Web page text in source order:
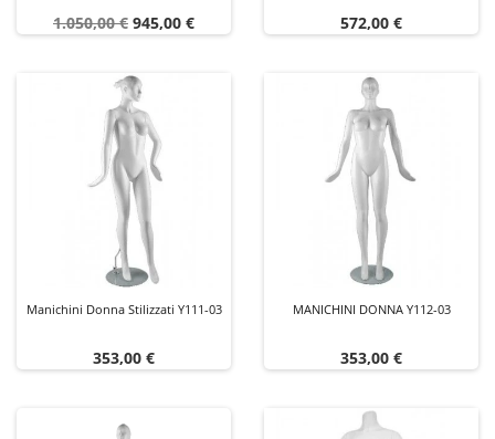
Prezzo
1.050,00 € Prezzo
945,00 € Prezzo
572,00 €
Manichini Donna Stilizzati Y111-03
Prezzo
353,00 €
MANICHINI DONNA Y112-03
Prezzo
353,00 €